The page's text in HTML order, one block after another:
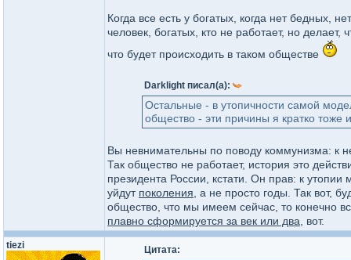
Когда все есть у богатых, когда нет бедных,
человек, богатых, кто не работает, но делает,
что будет происходить в таком обществе
Darklight писал(а):
Остальные - в утопичности самой
общество - эти причины я кратко тоже
Вы невнимательны по поводу коммунизма: к
Так общество не работает, история это
президента России, кстати. Он прав: к
уйдут поколения , а не просто годы. Так вот,
общество, что мы имеем сейчас, то конечно
плавно сформируется за век или два , вот.
tiezi Цитата: